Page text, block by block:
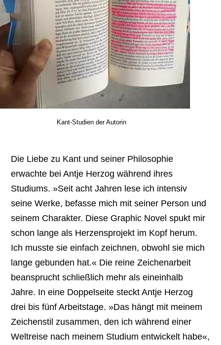
Kant-Studien der Autorin
Die Liebe zu Kant und seiner Philosophie
erwachte bei Antje Herzog während ihres
Studiums. »Seit acht Jahren lese ich intensiv
seine Werke, befasse mich mit seiner Person und
seinem Charakter. Diese Graphic Novel spukt mir
schon lange als Herzensprojekt im Kopf herum.
Ich musste sie einfach zeichnen, obwohl sie mich
lange gebunden hat.« Die reine Zeichenarbeit
beansprucht schließlich mehr als eineinhalb
Jahre. In eine Doppelseite steckt Antje Herzog
drei bis fünf Arbeitstage. »Das hängt mit meinem
Zeichenstil zusammen, den ich während einer
Weltreise nach meinem Studium entwickelt habe«,